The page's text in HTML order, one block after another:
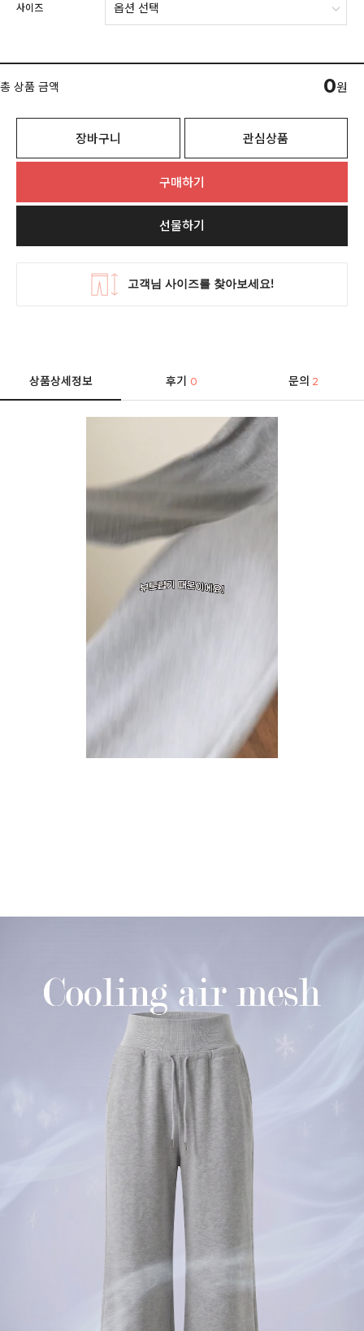
사이즈
총 상품 금액 0원
장바구니 관심상품
구매하기
선물하기
상품상세정보 후기0 문의 2